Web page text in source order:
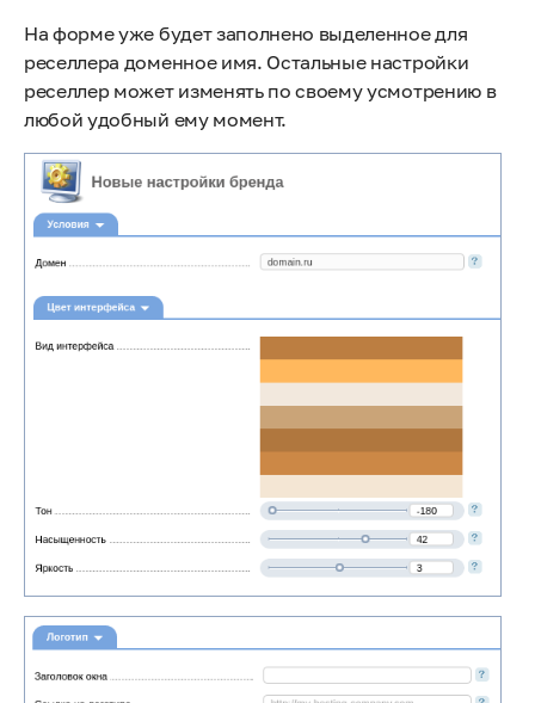
На форме уже будет заполнено выделенное для
реселлера доменное имя. Остальные настройки
реселлер может изменять по своему усмотрению в
любой удобный ему момент.